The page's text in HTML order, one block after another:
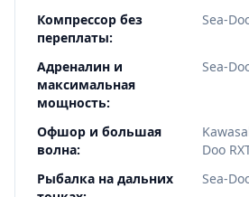
Компрессор без
переплаты:
Sea-
Адреналин и
максимальная
мощность:
Sea-
Офшор и большая
волна:
Doo
Рыбалка на дальних
Sea-